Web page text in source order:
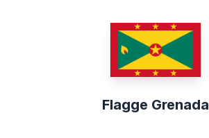
Flagge Grenada